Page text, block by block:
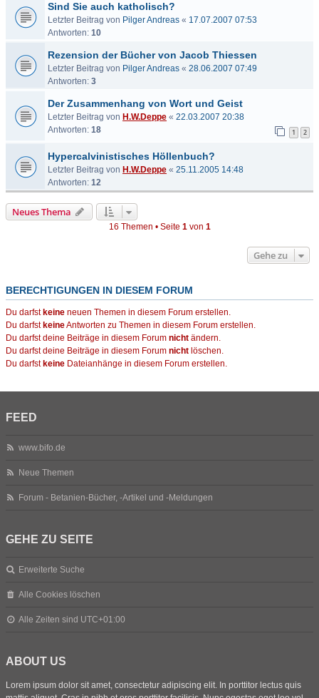
Sind Sie auch katholisch?
Letzter Beitrag von Pilger Andreas « 17.07.2007 07:53
Antworten: 10
Rezension der Bücher von Jacob Thiessen
Letzter Beitrag von Pilger Andreas « 28.06.2007 07:49
Antworten: 3
Der Zusammenhang von Wort und Geist
Letzter Beitrag von H.W.Deppe « 22.03.2007 20:38
Antworten: 18 1 2
Hypercalvinistisches Höllenbuch?
Letzter Beitrag von H.W.Deppe « 25.11.2005 14:48
Antworten: 12
Neues Thema
16 Themen • Seite 1von 1
Gehe zu
BERECHTIGUNGEN IN DIESEM FORUM
Du darfst keine neuen Themen in diesem Forum erstellen.
Du darfst keineAntworten zu Themen in diesem Forum erstellen.
Du darfst deine Beiträge in diesem Forum nicht ändern.
Du darfst deine Beiträge in diesem Forum nicht löschen.
Du darfst keine Dateianhänge in diesem Forum erstellen.
FEED
www.bifo.de
Neue Themen
Forum - Betanien-Bücher, -Artikel und -Meldungen
GEHE ZU SEITE
Erweiterte Suche
Alle Cookies löschen
Alle Zeiten sind UTC+01:00
ABOUT US
Lorem ipsum dolor sit amet, consectetur adipiscing elit. In porttitor lectus quis